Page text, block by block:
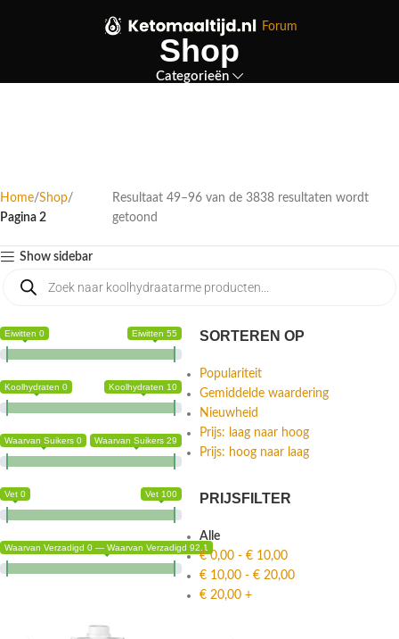
Forum
Shop
Categorieën
Home Shop
Pagina 2
Resultaat 49–96 van de 3838 resultaten wordt
getoond
Show sidebar
Eiwitten 0 Eiwitten 55
Koolhydraten 0 Koolhydraten 10
Waarvan Suikers 0 Waarvan Suikers 29
Vet 0 Vet 100
Waarvan Verzadigd 0 — Waarvan Verzadigd 92.1
SORTEREN OP
Populariteit
Gemiddelde waardering
Nieuwheid
Prijs: laag naar hoog
Prijs: hoog naar laag
PRIJSFILTER
Alle
€0,00 - € 10,00
€ 10,00 - € 20,00
€ 20,00 +